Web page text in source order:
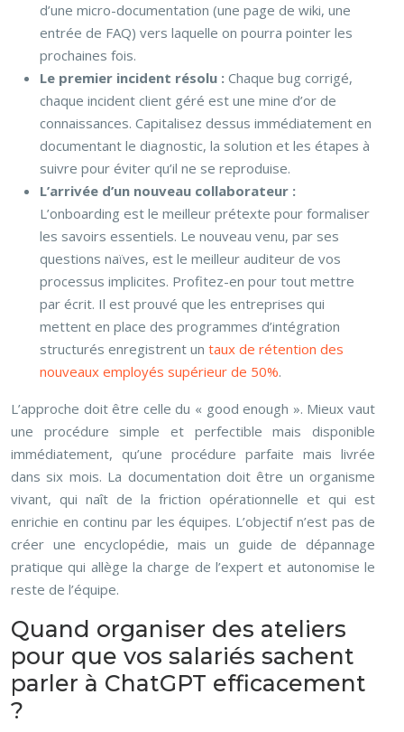
d’une micro-documentation (une page de wiki, une
entrée de FAQ) vers laquelle on pourra pointer les
prochaines fois.
Le premier incident résolu : Chaque bug corrigé,
chaque incident client géré est une mine d’or de
connaissances. Capitalisez dessus immédiatement en
documentant le diagnostic, la solution et les étapes à
suivre pour éviter qu’il ne se reproduise.
L’arrivée d’un nouveau collaborateur :
L’onboarding est le meilleur prétexte pour formaliser
les savoirs essentiels. Le nouveau venu, par ses
questions naïves, est le meilleur auditeur de vos
processus implicites. Profitez-en pour tout mettre
par écrit. Il est prouvé que les entreprises qui
mettent en place des programmes d’intégration
structurés enregistrent un taux de rétention des
nouveaux employés supérieur de 50%.
L’approche doit être celle du « good enough ». Mieux vaut
une procédure simple et perfectible mais disponible
immédiatement, qu’une procédure parfaite mais livrée
dans six mois. La documentation doit être un organisme
vivant, qui naît de la friction opérationnelle et qui est
enrichie en continu par les équipes. L’objectif n’est pas de
créer une encyclopédie, mais un guide de dépannage
pratique qui allège la charge de l’expert et autonomise le
reste de l’équipe.
Quand organiser des ateliers
pour que vos salariés sachent
parler à ChatGPT efficacement
?